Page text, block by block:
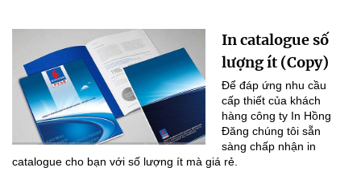
In catalogue số
lượng ít (Copy)
Để đáp ứng nhu cầu
cấp thiết của khách
hàng công ty In Hồng
Đăng chúng tôi sẵn
sàng chấp nhận in
catalogue cho bạn với số lượng ít mà giá rẻ.